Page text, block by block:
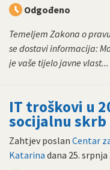
Odgođeno
Temeljem Zakona o
se dostavi informacija:
je vaše tijelo javne vlast...
IT troškovi u
socijalnu skrb
Zahtjev poslan Centar
Katarina dana 25. srpnja